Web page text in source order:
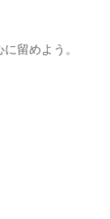
留めよう。